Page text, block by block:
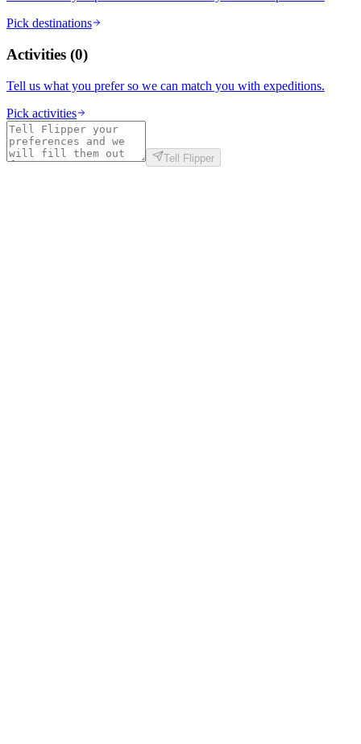
Pick destinations
Activities (0)
Tell us what you prefer so we can match you with expeditions.
Pick activities
Tell Flipper